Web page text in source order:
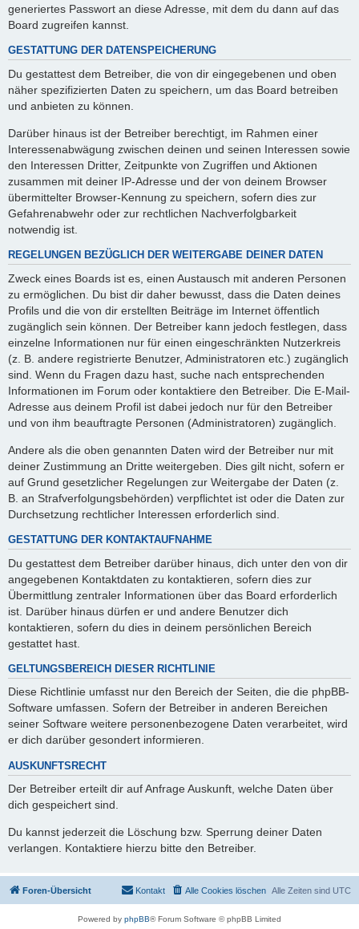
generiertes Passwort an diese Adresse, mit dem du dann auf das
Board zugreifen kannst.
GESTATTUNG DER DATENSPEICHERUNG
Du gestattest dem Betreiber, die von dir eingegebenen und oben
näher spezifizierten Daten zu speichern, um das Board betreiben
und anbieten zu können.
Darüber hinaus ist der Betreiber berechtigt, im Rahmen einer
Interessenabwägung zwischen deinen und seinen Interessen sowie
den Interessen Dritter, Zeitpunkte von Zugriffen und Aktionen
zusammen mit deiner IP-Adresse und der von deinem Browser
übermittelter Browser-Kennung zu speichern, sofern dies zur
Gefahrenabwehr oder zur rechtlichen Nachverfolgbarkeit
notwendig ist.
REGELUNGEN BEZÜGLICH DER WEITERGABE DEINER DATEN
Zweck eines Boards ist es, einen Austausch mit anderen Personen
zu ermöglichen. Du bist dir daher bewusst, dass die Daten deines
Profils und die von dir erstellten Beiträge im Internet öffentlich
zugänglich sein können. Der Betreiber kann jedoch festlegen, dass
einzelne Informationen nur für einen eingeschränkten Nutzerkreis
(z. B. andere registrierte Benutzer, Administratoren etc.) zugänglich
sind. Wenn du Fragen dazu hast, suche nach entsprechenden
Informationen im Forum oder kontaktiere den Betreiber. Die E-Mail-
Adresse aus deinem Profil ist dabei jedoch nur für den Betreiber
und von ihm beauftragte Personen (Administratoren) zugänglich.
Andere als die oben genannten Daten wird der Betreiber nur mit
deiner Zustimmung an Dritte weitergeben. Dies gilt nicht, sofern er
auf Grund gesetzlicher Regelungen zur Weitergabe der Daten (z.
B. an Strafverfolgungsbehörden) verpflichtet ist oder die Daten zur
Durchsetzung rechtlicher Interessen erforderlich sind.
GESTATTUNG DER KONTAKTAUFNAHME
Du gestattest dem Betreiber darüber hinaus, dich unter den von dir
angegebenen Kontaktdaten zu kontaktieren, sofern dies zur
Übermittlung zentraler Informationen über das Board erforderlich
ist. Darüber hinaus dürfen er und andere Benutzer dich
kontaktieren, sofern du dies in deinem persönlichen Bereich
gestattet hast.
GELTUNGSBEREICH DIESER RICHTLINIE
Diese Richtlinie umfasst nur den Bereich der Seiten, die die phpBB-
Software umfassen. Sofern der Betreiber in anderen Bereichen
seiner Software weitere personenbezogene Daten verarbeitet, wird
er dich darüber gesondert informieren.
AUSKUNFTSRECHT
Der Betreiber erteilt dir auf Anfrage Auskunft, welche Daten über
dich gespeichert sind.
Du kannst jederzeit die Löschung bzw. Sperrung deiner Daten
verlangen. Kontaktiere hierzu bitte den Betreiber.
Foren-Übersicht Alle Zeiten sind UTC
Alle Cookies löschen
Kontakt
Powered by phpBB® Forum Software © phpBB Limited